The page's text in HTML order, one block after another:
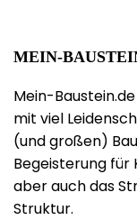
MEIN-
Mein-
mit viel
(und großen)
Begeisterung für
aber auch das
Struktur.